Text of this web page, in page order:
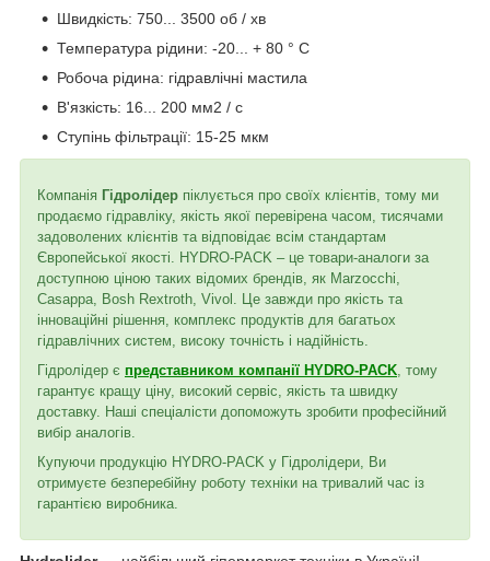
Швидкість: 750... 3500 об / хв
Температура рідини: -20... + 80 ° C
Робоча рідина: гідравлічні мастила
В'язкість: 16... 200 мм2 / с
Ступінь фільтрації: 15-25 мкм
Компанія Гідролідер піклується про своїх клієнтів, тому ми
продаємо гідравліку, якість якої перевірена часом, тисячами
задоволених клієнтів та відповідає всім стандартам
Європейської якості. HYDRO-PACK – це товари-аналоги за
доступною ціною таких відомих брендів, як Marzocchi,
Casappa, Bosh Rextroth, Vivol. Це завжди про якість та
інноваційні рішення, комплекс продуктів для багатьох
гідравлічних систем, високу точність і надійність.
Гідролідер є представником компанії HYDRO-PACK , тому
гарантує кращу ціну, високий сервіс, якість та швидку
доставку. Наші спеціалісти допоможуть зробити професійний
вибір аналогів.
Купуючи продукцію HYDRO-PACK у Гідролідери, Ви
отримуєте безперебійну роботу техніки на тривалий час із
гарантією виробника.